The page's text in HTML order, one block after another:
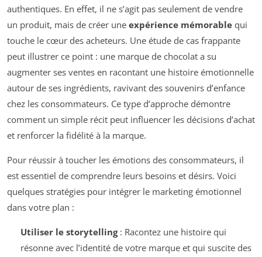
authentiques. En effet, il ne s’agit pas seulement de vendre
un produit, mais de créer une expérience mémorable qui
touche le cœur des acheteurs. Une étude de cas frappante
peut illustrer ce point : une marque de chocolat a su
augmenter ses ventes en racontant une histoire émotionnelle
autour de ses ingrédients, ravivant des souvenirs d’enfance
chez les consommateurs. Ce type d’approche démontre
comment un simple récit peut influencer les décisions d’achat
et renforcer la fidélité à la marque.
Pour réussir à toucher les émotions des consommateurs, il
est essentiel de comprendre leurs besoins et désirs. Voici
quelques stratégies pour intégrer le marketing émotionnel
dans votre plan :
Utiliser le storytelling: Racontez une histoire qui
résonne avec l’identité de votre marque et qui suscite des